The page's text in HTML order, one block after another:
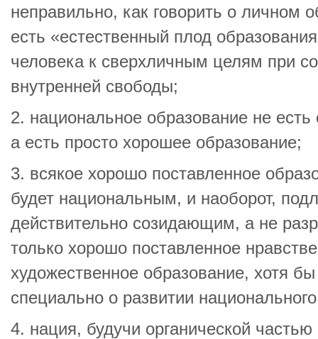
неправильно, как говорить о личном
есть «естественный плод
человека к сверхличным целям при
внутренней свободы;
2. национальное образование не
а есть просто хорошее образование;
3. всякое хорошо поставленное
будет национальным, и наоборот,
действительно созидающим, а не
только хорошо поставленное
художественное образование, хотя
специально о развитии
4. нация, будучи органической частью